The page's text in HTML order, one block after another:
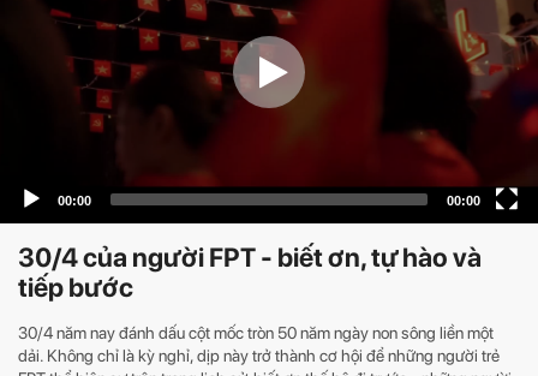
30/4 của người FPT - biết ơn, tự hào và
tiếp bước
30/4 năm nay đánh dấu cột mốc tròn 50 năm ngày non sông liền một
dải. Không chỉ là kỳ nghỉ, dịp này trở thành cơ hội để những người trẻ